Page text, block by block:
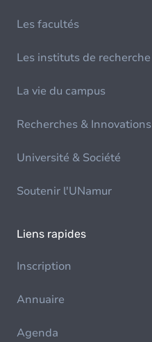
Les facultés
Les instituts de recherche
La vie du campus
Recherches & Innovations
Université & Société
Soutenir l'UNamur
Liens rapides
Inscription
Annuaire
Agenda